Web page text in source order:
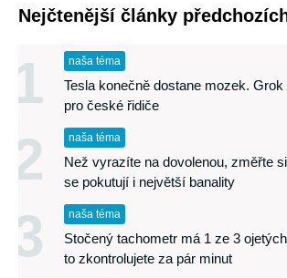
Nejčtenější články
1 naša téma
Tesla konečně dostane mozek.
pro české řidiče
2 naša téma
Než vyrazíte na dovolenou, změřte
se pokutují i největší banality
3 naša téma
Stočený tachometr má 1 ze 3
to zkontrolujete za pár minut